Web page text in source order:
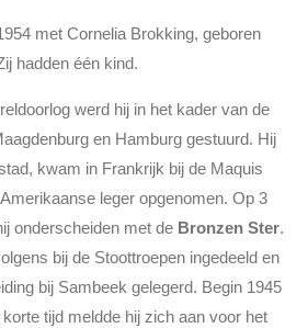
met Cornelia Brokking, geboren
hadden één kind.
werd hij in het kader van de
en Hamburg gestuurd. Hij
kwam in Frankrijk bij de Maquis
leger opgenomen. Op 3
onderscheiden met de Bronzen Ster.
bij de Stoottroepen ingedeeld en
bij Sambeek gelegerd. Begin 1945
tijd meldde hij zich aan voor het